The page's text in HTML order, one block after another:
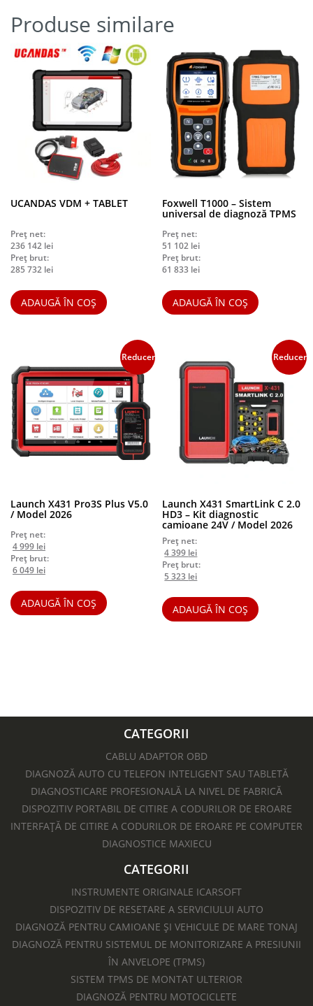
Produse similare
UCANDAS VDM + TABLET
Preț net:
236 142 lei
Preț brut:
285 732 lei
ADAUGĂ ÎN COȘ
Foxwell T1000 – Sistem
universal de diagnoză TPMS
Preț net:
51 102 lei
Preț brut:
61 833 lei
ADAUGĂ ÎN COȘ
Reduceri!
Launch X431 Pro3S Plus V5.0
/ Model 2026
Preț net:
Prețul
inițial
a
5
499 lei.
4 999 leiPrețul
curent
este:
999 lei.
Preț brut:
Prețul
a
fost:
6
6 049 leiPrețul
este:
6
049 lei.
ADAUGĂ ÎN COȘ
Reduceri!
Launch X431 SmartLink C 2.0
HD3 – Kit diagnostic
camioane 24V / Model 2026
Preț net:
Prețul
inițial
a
4
699 lei.
4 399 leiPrețul
curent
este:
399 lei.
Preț brut:
Prețul
a
fost:
5
5 323 leiPrețul
este:
5
323 lei.
ADAUGĂ ÎN COȘ
CATEGORII
CABLU ADAPTOR OBD
DIAGNOZĂ AUTO CU TELEFON INTELIGENT SAU TABLETĂ
DIAGNOSTICARE PROFESIONALĂ LA NIVEL DE FABRICĂ
DISPOZITIV PORTABIL DE CITIRE A CODURILOR DE EROARE
INTERFAȚĂ DE CITIRE A CODURILOR DE EROARE PE COMPUTER
DIAGNOSTICE MAXIECU
CATEGORII
INSTRUMENTE ORIGINALE ICARSOFT
DISPOZITIV DE RESETARE A SERVICIULUI AUTO
DIAGNOZĂ PENTRU CAMIOANE ȘI VEHICULE DE MARE TONAJ
DIAGNOZĂ PENTRU SISTEMUL DE MONITORIZARE A PRESIUNII
ÎN ANVELOPE (TPMS)
SISTEM TPMS DE MONTAT ULTERIOR
DIAGNOZĂ PENTRU MOTOCICLETE​